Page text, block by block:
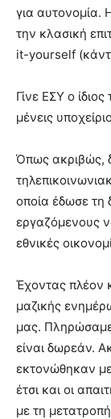
για αυτονομία.
την κλασική
it-yourself
Γίνε ΕΣΥ ο
μένεις
Όπως ακριβώς,
οποία έδωσε τη
εργαζόμενους
εθνικές
Έχοντας πλέον
μαζικής
μας.
είναι δωρεάν.
εκτονώθηκαν
έτσι και οι
με τη